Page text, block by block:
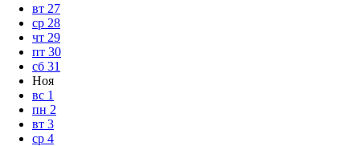
вт 27
ср 28
чт 29
пт 30
сб 31
Ноя
вс 1
пн 2
вт 3
ср 4